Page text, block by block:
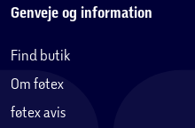
forbliver skarpt, og sorte
AI HDR Upscaler
Giv ældre indhold et
Få mere kontrast på dit
lignende kvalitet, hvilket
Genveje og information
Find butik
Om føtex
føtex avis